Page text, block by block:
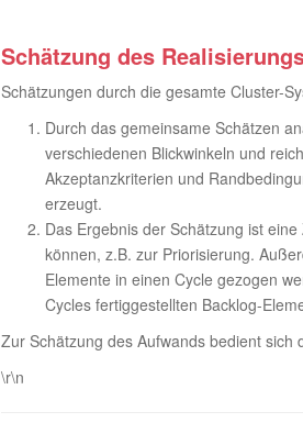
Schätzung des
Schätzungen durch die gesamte Cluster-
Durch das gemeinsame Schätzen
verschiedenen Blickwinkeln und
Akzeptanzkriterien und
erzeugt.
Das Ergebnis der Schätzung ist
können, z.B. zur Priorisierung.
Elemente in einen Cycle gezogen
Cycles fertiggestellten Backlog-
Zur Schätzung des Aufwands bedient sich
\r\n